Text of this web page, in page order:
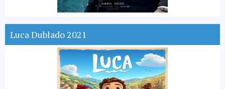
Luca Dublado 2021